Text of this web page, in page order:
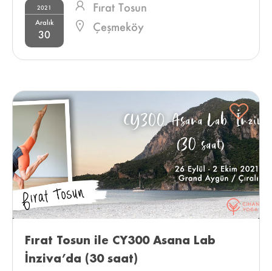
2021
Aralık
30
Fırat Tosun
Çeşmeköy
Fırat Tosun ile CY300 Asana Lab
İnziva’da (30 saat)